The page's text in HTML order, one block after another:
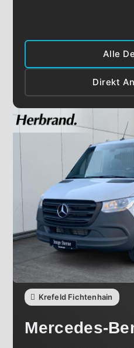
Alle
Direkt
Krefeld Fichtenhain
Mercedes-